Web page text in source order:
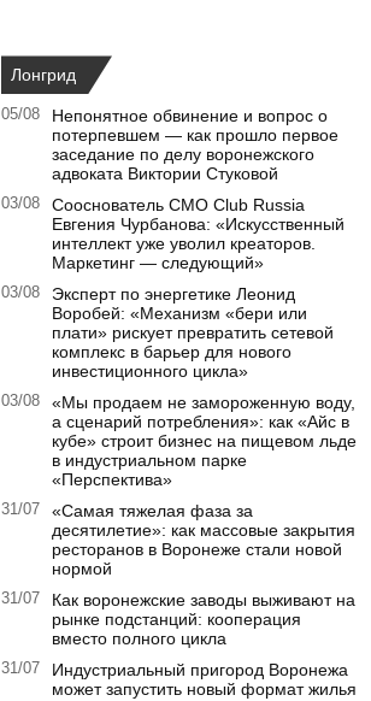
Лонгрид
05/08
Непонятное обвинение и вопрос о
потерпевшем — как прошло первое
заседание по делу воронежского
адвоката Виктории Стуковой
03/08
Сооснователь CMO Club Russia
Евгения Чурбанова: «Искусственный
интеллект уже уволил креаторов.
Маркетинг — следующий»
03/08
Эксперт по энергетике Леонид
Воробей: «Механизм «бери или
плати» рискует превратить сетевой
комплекс в барьер для нового
инвестиционного цикла»
03/08
«Мы продаем не замороженную воду,
а сценарий потребления»: как «Айс в
кубе» строит бизнес на пищевом льде
в индустриальном парке
«Перспектива»
31/07
«Самая тяжелая фаза за
десятилетие»: как массовые закрытия
ресторанов в Воронеже стали новой
нормой
31/07
Как воронежские заводы выживают на
рынке подстанций: кооперация
вместо полного цикла
31/07
Индустриальный пригород Воронежа
может запустить новый формат жилья